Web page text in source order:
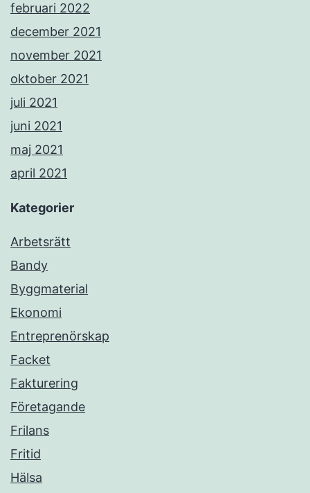
februari 2022
december 2021
november 2021
oktober 2021
juli 2021
juni 2021
maj 2021
april 2021
Kategorier
Arbetsrätt
Bandy
Byggmaterial
Ekonomi
Entreprenörskap
Facket
Fakturering
Företagande
Frilans
Fritid
Hälsa